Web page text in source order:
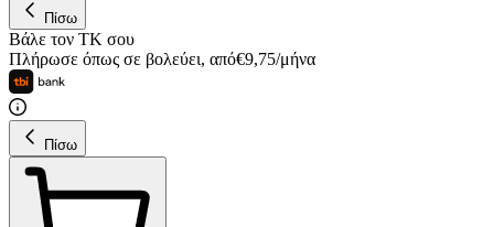
Πίσω
Βάλε τον ΤΚ σου
Πλήρωσε όπως σε βολεύει, από€9,75/μήνα
Πίσω